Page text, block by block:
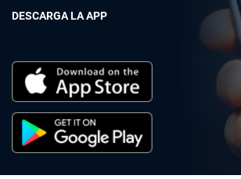
DESCARGA LA APP